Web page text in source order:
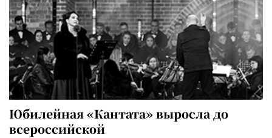
Юбилейная «Кантата» выросла до
всероссийской